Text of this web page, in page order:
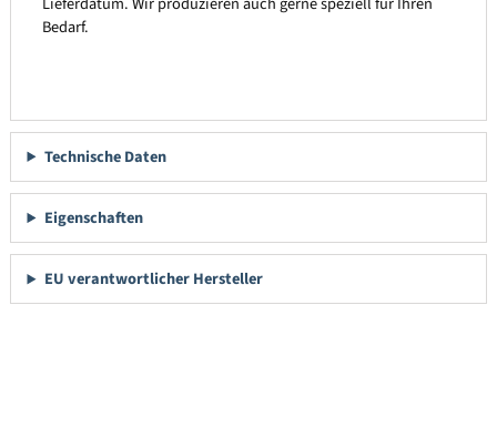
Bedarf.
Technische Daten
Eigenschaften
EU verantwortlicher Hersteller